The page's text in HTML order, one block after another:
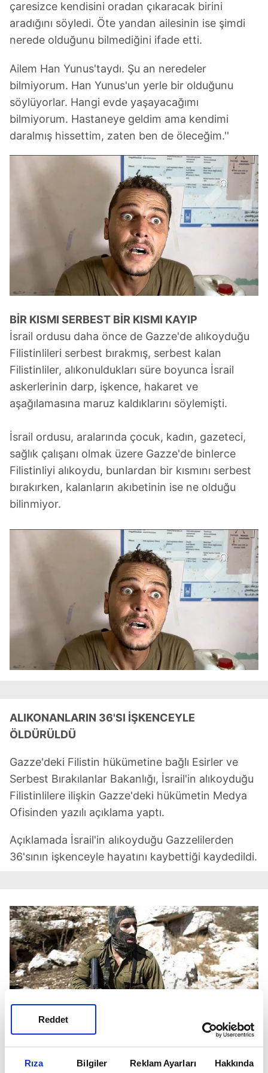
Rıza Bilgiler Reklam Ayarları Hakkında
Reddet
çaresizce kendisini oradan çıkaracak birini
aradığını söyledi. Öte yandan ailesinin ise şimdi
nerede olduğunu bilmediğini ifade etti.
Ailem Han Yunus'taydı. Şu an neredeler
bilmiyorum. Han Yunus'un yerle bir olduğunu
söylüyorlar. Hangi evde yaşayacağımı
bilmiyorum. Hastaneye geldim ama kendimi
daralmış hissettim, zaten ben de öleceğim.''
BİR KISMI SERBEST BİR KISMI KAYIP
İsrail ordusu daha önce de Gazze'de alıkoyduğu
Filistinlileri serbest bırakmış, serbest kalan
Filistinliler, alıkonuldukları süre boyunca İsrail
askerlerinin darp, işkence, hakaret ve
aşağılamasına maruz kaldıklarını söylemişti.
İsrail ordusu, aralarında çocuk, kadın, gazeteci,
sağlık çalışanı olmak üzere Gazze'de binlerce
Filistinliyi alıkoydu, bunlardan bir kısmını serbest
bırakırken, kalanların akıbetinin ise ne olduğu
bilinmiyor.
ALIKONANLARIN 36'SI İŞKENCEYLE
ÖLDÜRÜLDÜ
Gazze'deki Filistin hükümetine bağlı Esirler ve
Serbest Bırakılanlar Bakanlığı, İsrail'in alıkoyduğu
Filistinlilere ilişkin Gazze'deki hükümetin Medya
Ofisinden yazılı açıklama yaptı.
Açıklamada İsrail'in alıkoyduğu Gazzelilerden
36'sının işkenceyle hayatını kaybettiği kaydedildi.